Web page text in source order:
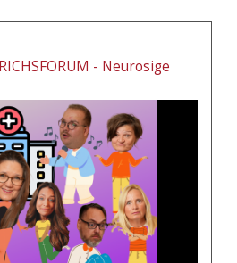
- Neurosige